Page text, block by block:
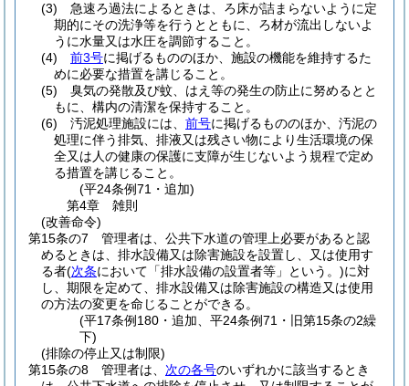
(3)
急速ろ過法によるときは、ろ床が詰まらないように定
期的にその洗浄等を行うとともに、ろ材が流出しないよ
うに水量又は水圧を調節すること。
(4)
前3号に掲げるもののほか、施設の機能を維持するた
めに必要な措置を講じること。
(5)
臭気の発散及び蚊、はえ等の発生の防止に努めるとと
もに、構内の清潔を保持すること。
(6)
汚泥処理施設には、 前号に掲げるもののほか、汚泥の
処理に伴う排気、排液又は残さい物により生活環境の保
全又は人の健康の保護に支障が生じないよう規程で定め
る措置を講じること。
(平24条例71・追加)
第4章
雑則
(改善命令)
第15条の7
管理者は、公共下水道の管理上必要があると認
めるときは、排水設備又は除害施設を設置し、又は使用す
る者(次条において「排水設備の設置者等」という。)に対
し、期限を定めて、排水設備又は除害施設の構造又は使用
の方法の変更を命じることができる。
(平17条例180・追加、平24条例71・旧第15条の2繰
下)
(排除の停止又は制限)
第15条の8
管理者は、 次の各号のいずれかに該当するとき